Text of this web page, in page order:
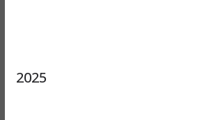
2025